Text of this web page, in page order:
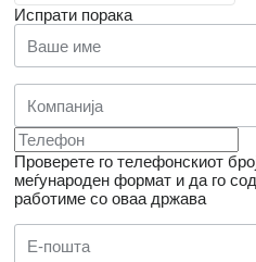
Испрати порака
Проверете го телефонскиот
меѓународен формат и да го
работиме со оваа држава